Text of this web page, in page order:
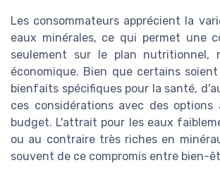
Les consommateurs apprécient la
eaux minérales, ce qui permet une
seulement sur le plan nutritionnel,
économique. Bien que certains
bienfaits spécifiques pour la santé,
ces considérations avec des options
budget. L'attrait pour les eaux
ou au contraire très riches en
souvent de ce compromis entre bien-